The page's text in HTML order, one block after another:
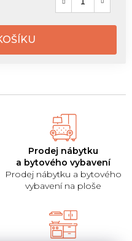
Prodej nábytku
a bytového vybavení
Prodej nábytku a bytového
vybavení na ploše